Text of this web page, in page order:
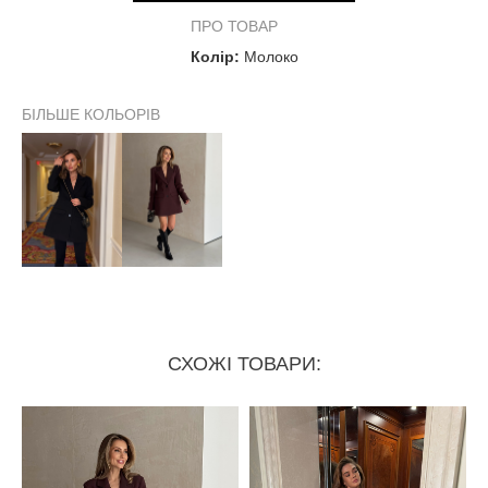
Напівобхвати:
груди
талія
низ
ПРО ТОВАР
Колір: Молоко
БІЛЬШЕ КОЛЬОРІВ
СХОЖІ ТОВАРИ: